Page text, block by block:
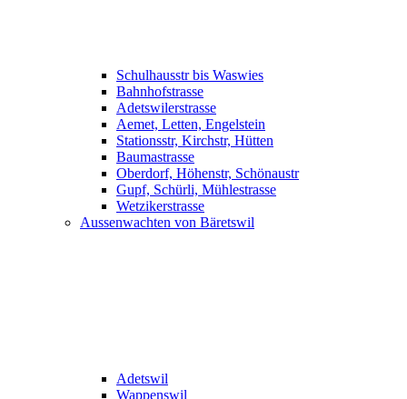
Schulhausstr bis Waswies
Bahnhofstrasse
Adetswilerstrasse
Aemet, Letten, Engelstein
Stationsstr, Kirchstr, Hütten
Baumastrasse
Oberdorf, Höhenstr, Schönaustr
Gupf, Schürli, Mühlestrasse
Wetzikerstrasse
Aussenwachten von Bäretswil
Adetswil
Wappenswil